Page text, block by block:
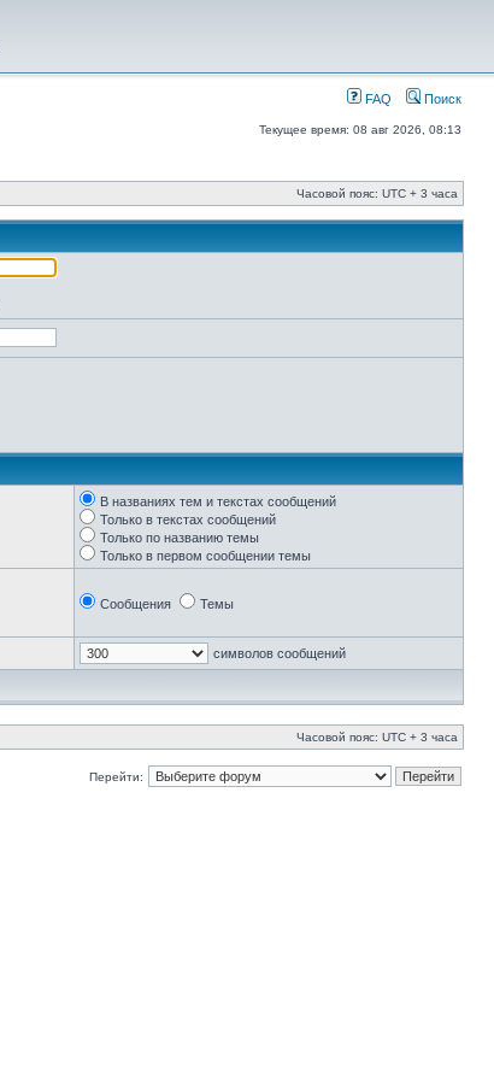
FAQ Поиск
Текущее время: 08 авг 2026, 08:13
Часовой пояс: UTC + 3 часа
В названиях тем и текстах сообщений
Только в текстах сообщений
Только по названию темы
Только в первом сообщении темы
Сообщения Темы
символов сообщений
Часовой пояс: UTC + 3 часа
Перейти: